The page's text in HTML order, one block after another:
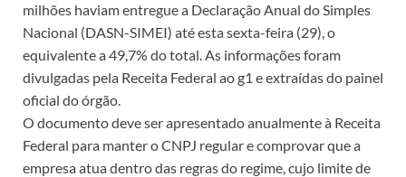
milhões haviam entregue a Declaração Anual do Simples
Nacional (DASN-SIMEI) até esta sexta-feira (29), o
equivalente a 49,7% do total. As informações foram
divulgadas pela Receita Federal ao g1 e extraídas do painel
oficial do órgão.
O documento deve ser apresentado anualmente à Receita
Federal para manter o CNPJ regular e comprovar que a
empresa atua dentro das regras do regime, cujo limite de